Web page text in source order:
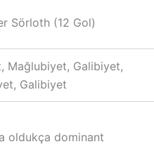
Sörloth (12 Gol)
Mağlubiyet, Galibiyet,
Galibiyet
oldukça dominant